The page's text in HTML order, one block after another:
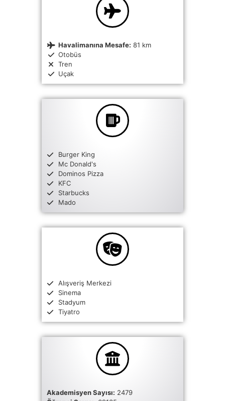
Havalimanına Mesafe: 81 km
Otobüs
Tren
Uçak
Burger King
Mc Donald's
Dominos Pizza
KFC
Starbucks
Mado
Alışveriş Merkezi
Sinema
Stadyum
Tiyatro
Akademisyen Sayısı: 2479